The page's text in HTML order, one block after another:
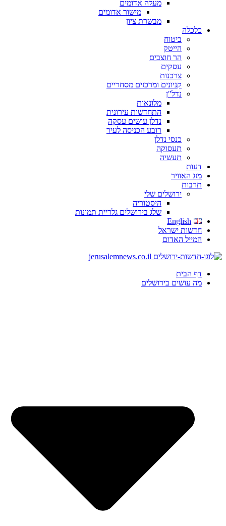
מעלה אדומים
מישור אדומים
מבשרת ציון
כלכלה
ביטוח
הייטק
הר חוצבים
עסקים
צרכנות
קניונים ומרכזים מסחריים
נדל"ן
מלונאות
התחדשות עירונית
נדלן עושים עסקה
רובע הכניסה לעיר
כנסי נדלן
תעסוקה
תעשיה
דעות
מזג האוויר
תרבות
ירושלים שלי
היסטוריה
שלג בירושלים גלריית תמונות
English
חדשות ישראל
המייל האדום
דף הבית
מה עושים בירושלים